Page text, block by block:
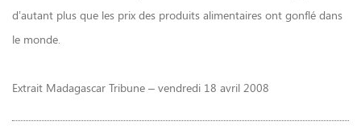
d’autant plus que les prix des produits alimentaires ont gonflé dans
le monde.
Extrait Madagascar Tribune – vendredi 18 avril 2008